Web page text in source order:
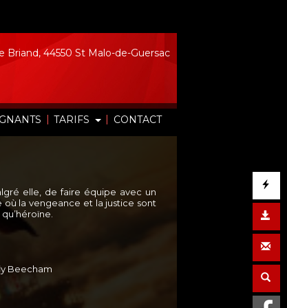
| TARIFS | CONTACT
Briand, 44550 St Malo-de-Guersac
elle, de faire équipe avec un
la vengeance et la justice sont
Beecham